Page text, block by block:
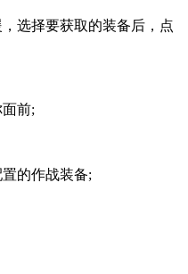
选择要获取的装备后，点
前;
的作战装备;